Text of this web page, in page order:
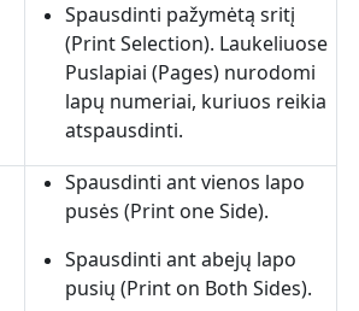
Spausdinti pažymėtą sritį
(Print Selection). Laukeliuose
Puslapiai (Pages) nurodomi
lapų numeriai, kuriuos reikia
atspausdinti.
Spausdinti ant vienos lapo
pusės (Print one Side).
Spausdinti ant abejų lapo
pusių (Print on Both Sides).